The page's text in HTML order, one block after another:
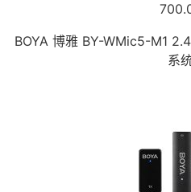
BOYA 博雅 BY-WMic5-M1
系